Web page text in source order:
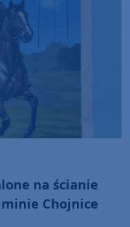
na ścianie
Chojnice